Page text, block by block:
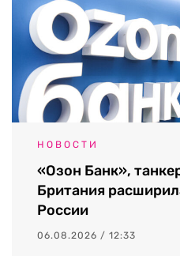
НОВОСТИ
«Озон Банк»,
Британия
России
06.08.2026 / 12:33